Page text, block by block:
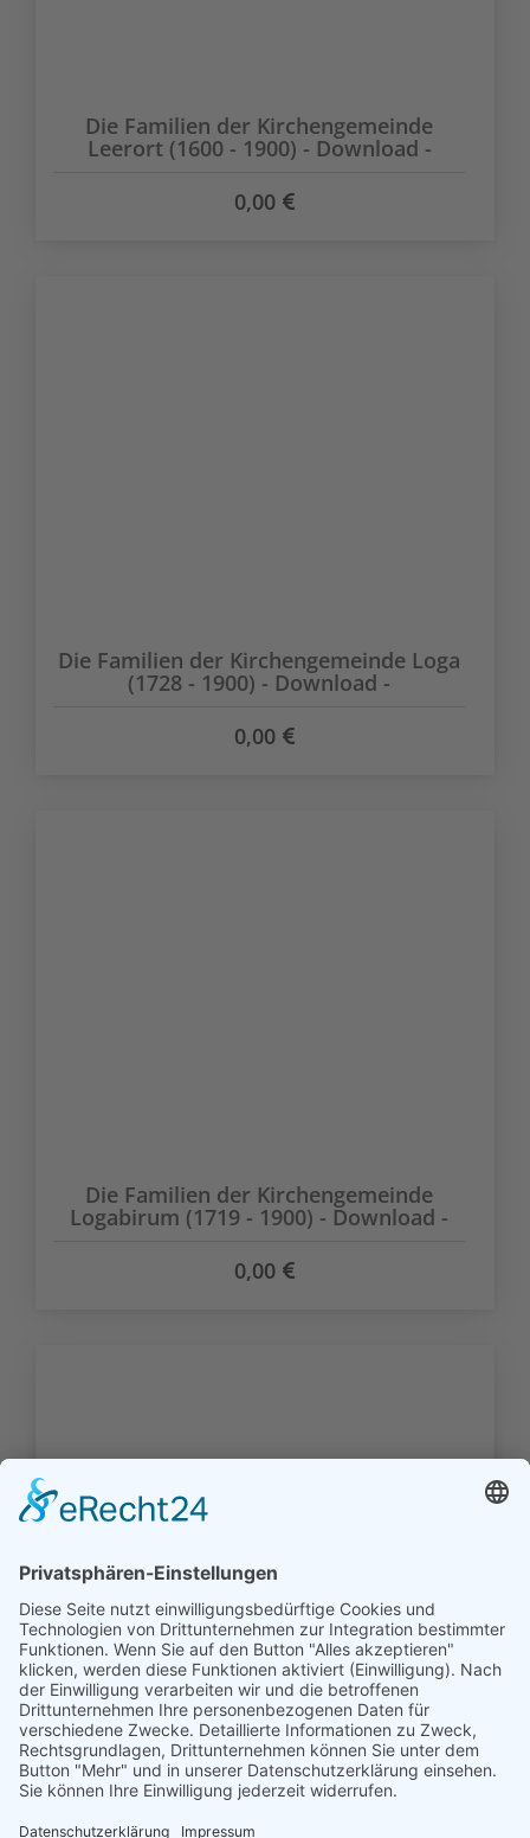
Die Familien der Kirchengemeinde
Leerort (1600 - 1900) - Download -
0,00
Die Familien der Kirchengemeinde Loga
(1728 - 1900) - Download -
0,00
Die Familien der Kirchengemeinde
Logabirum (1719 - 1900) - Download -
0,00
Die Familien der Kirchengemeinde
Loppersum (1720 - 1900) - Download -
0,00